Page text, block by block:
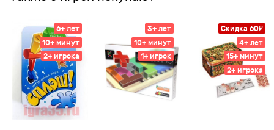
6+ лет
10+ минут
2+ игрока
3+ лет
10+ минут
1+ игрок
Скидка 60₽
4+ лет
15+ минут
2+ игрока